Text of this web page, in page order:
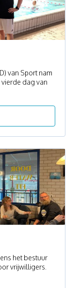
van Sport nam
dag van
het bestuur
vrijwilligers.